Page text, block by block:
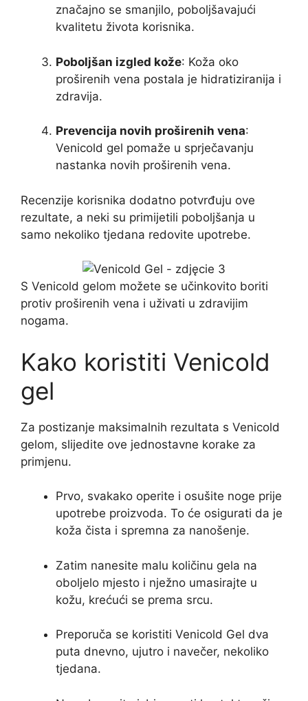
značajno se smanjilo, poboljšavajući
kvalitetu života korisnika.
Poboljšan izgled kože: Koža oko
proširenih vena postala je hidratiziranija i
zdravija.
Prevencija novih proširenih vena:
Venicold gel pomaže u sprječavanju
nastanka novih proširenih vena.
Recenzije korisnika dodatno potvrđuju ove
rezultate, a neki su primijetili poboljšanja u
samo nekoliko tjedana redovite upotrebe.
S Venicold gelom možete se učinkovito boriti
protiv proširenih vena i uživati ​​u zdravijim
nogama.
Kako koristiti Venicold
gel
Za postizanje maksimalnih rezultata s Venicold
gelom, slijedite ove jednostavne korake za
primjenu.
Prvo, svakako operite i osušite noge prije
upotrebe proizvoda. To će osigurati da je
koža čista i spremna za nanošenje.
Zatim nanesite malu količinu gela na
oboljelo mjesto i nježno umasirajte u
kožu, krećući se prema srcu.
Preporuča se koristiti Venicold Gel dva
puta dnevno, ujutro i navečer, nekoliko
tjedana.